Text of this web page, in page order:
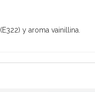
y aroma vainillina.